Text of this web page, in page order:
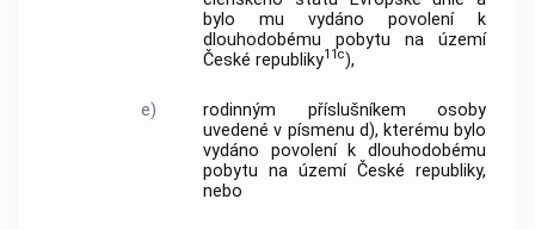
bylo mu vydáno povolení k
dlouhodobému pobytu na území
České republiky11c),
e)
rodinným příslušníkem osoby
uvedené v písmenu d), kterému bylo
vydáno povolení k dlouhodobému
pobytu na území České republiky,
nebo